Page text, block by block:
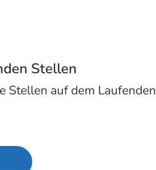
Stellen
Stellen auf dem Laufenden